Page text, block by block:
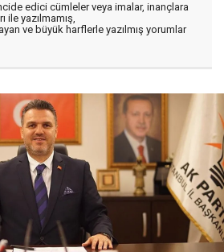
edici cümleler veya imalar, inançlara
ile yazılmamış,
ve büyük harflerle yazılmış yorumlar